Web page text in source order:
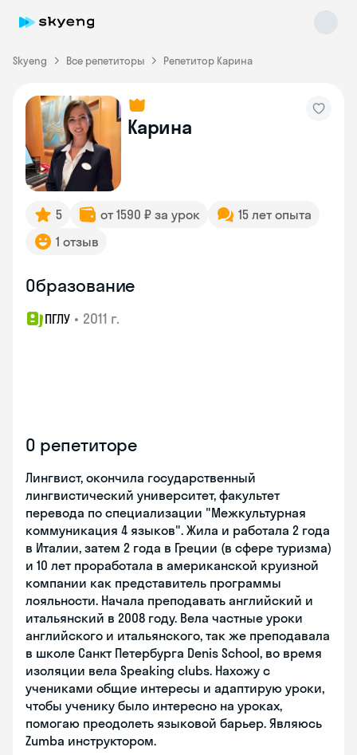
Skyeng Все репетиторы Репетитор Карина
Карина
5 от 1590 ₽ за урок
15 лет опыта
1 отзыв
Образование
ПГЛУ • 2011 г.
О репетиторе
Лингвист, окончила государственный
лингвистический университет, факультет
перевода по специализации "Межкультурная
коммуникация 4 языков". Жила и работала 2 года
в Италии, затем 2 года в Греции (в сфере туризма)
и 10 лет проработала в американской круизной
компании как представитель программы
лояльности. Начала преподавать английский и
итальянский в 2008 году. Вела частные уроки
английского и итальянского, так же преподавала
в школе Санкт Петербурга Denis School, во время
изоляции вела Speaking clubs. Нахожу с
учениками общие интересы и адаптирую уроки,
чтобы ученику было интересно на уроках,
помогаю преодолеть языковой барьер. Являюсь
Zumba инструктором.
Skyeng Chat
online